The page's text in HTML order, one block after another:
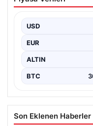
ve 9 Kişi
Çiçek'in de
yürütülen kapsamlı…
USD
EUR
ALTIN
BTC
Son Eklenen Haberler